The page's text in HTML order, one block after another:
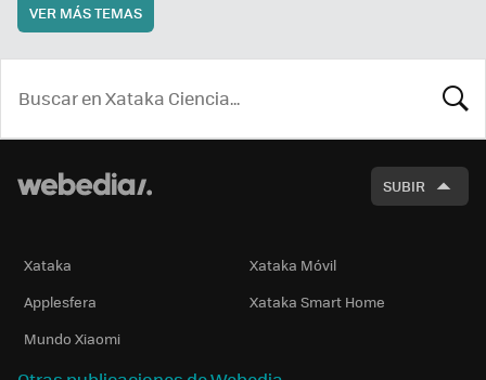
VER MÁS TEMAS
SUBIR
Xataka
Xataka Móvil
Applesfera
Xataka Smart Home
Mundo Xiaomi